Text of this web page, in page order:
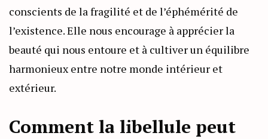
conscients de la fragilité et de l’éphémérité de
l’existence. Elle nous encourage à apprécier la
beauté qui nous entoure et à cultiver un équilibre
harmonieux entre notre monde intérieur et
extérieur.
Comment la libellule peut